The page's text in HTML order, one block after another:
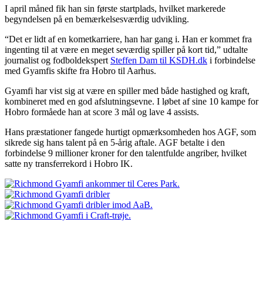
I april måned fik han sin første startplads, hvilket markerede
begyndelsen på en bemærkelsesværdig udvikling.
“Det er lidt af en kometkarriere, han har gang i. Han er kommet fra
ingenting til at være en meget seværdig spiller på kort tid,” udtalte
journalist og fodboldekspert Steffen Dam til KSDH.dk i forbindelse
med Gyamfis skifte fra Hobro til Aarhus.
Gyamfi har vist sig at være en spiller med både hastighed og kraft,
kombineret med en god afslutningsevne. I løbet af sine 10 kampe for
Hobro formåede han at score 3 mål og lave 4 assists.
Hans præstationer fangede hurtigt opmærksomheden hos AGF, som
sikrede sig hans talent på en 5-årig aftale. AGF betalte i den
forbindelse 9 millioner kroner for den talentfulde angriber, hvilket
satte ny transferrekord i Hobro IK.